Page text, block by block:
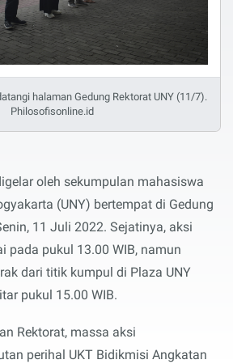
halaman Gedung Rektorat UNY (11/7).
Philosofisonline.id
oleh sekumpulan mahasiswa
(UNY) bertempat di Gedung
11 Juli 2022. Sejatinya, aksi
pada pukul 13.00 WIB, namun
dari titik kumpul di Plaza UNY
pukul 15.00 WIB.
Rektorat, massa aksi
perihal UKT Bidikmisi Angkatan